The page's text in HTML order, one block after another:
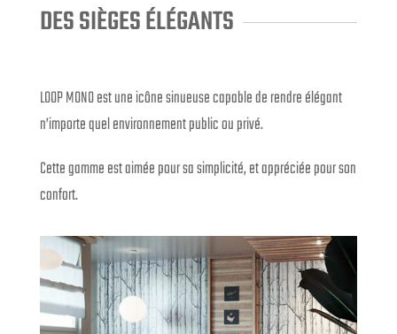
DES SIÈGES ÉLÉGANTS
LOOP MONO est une icône sinueuse capable de rendre élégant
n’importe quel environnement public ou privé.
Cette gamme est aimée pour sa simplicité, et appréciée pour son
confort.
Voir tous les modèles